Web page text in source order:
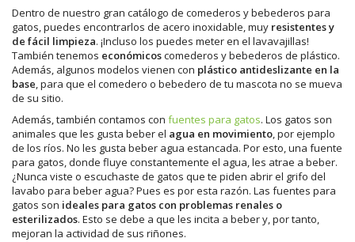
Dentro de nuestro gran catálogo de comederos y bebederos para
gatos, puedes encontrarlos de acero inoxidable, muy resistentes y
de fácil limpieza. ¡Incluso los puedes meter en el lavavajillas!
También tenemos económicoscomederos y bebederos de plástico.
Además, algunos modelos vienen con plástico antideslizante en la
base, para que el comedero o bebedero de tu mascota no se mueva
de su sitio.
Además, también contamos con fuentes para gatos. Los gatos son
animales que les gusta beber el agua en movimiento, por ejemplo
de los ríos. No les gusta beber agua estancada. Por esto, una fuente
para gatos, donde fluye constantemente el agua, les atrae a beber.
¿Nunca viste o escuchaste de gatos que te piden abrir el grifo del
lavabo para beber agua? Pues es por esta razón. Las fuentes para
gatos son ideales para gatos con problemas renales o
esterilizados. Esto se debe a que les incita a beber y, por tanto,
mejoran la actividad de sus riñones.